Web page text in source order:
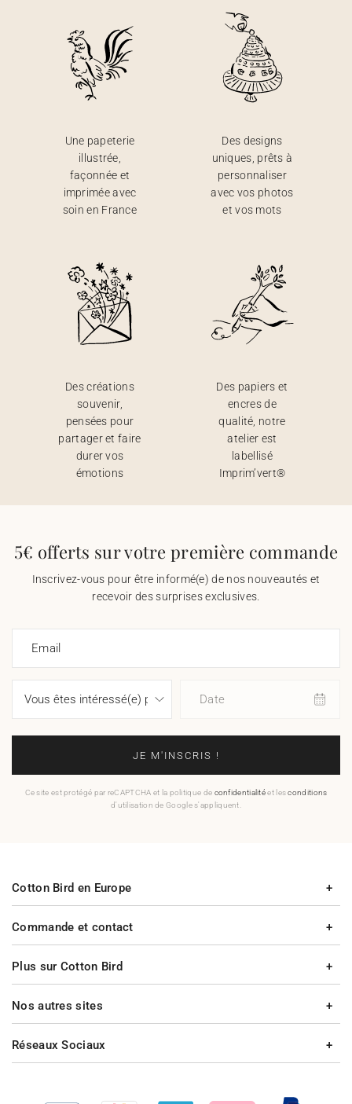
Une papeterie
illustrée,
façonnée et
imprimée avec
soin en France
Des designs
uniques, prêts à
personnaliser
avec vos photos
et vos mots
Des créations
souvenir,
pensées pour
partager et faire
durer vos
émotions
Des papiers et
encres de
qualité, notre
atelier est
labellisé
Imprim’vert®
5€ offerts sur votre première commande
Inscrivez-vous pour être informé(e) de nos nouveautés et
recevoir des surprises exclusives.
Email
Date
JE M'INSCRIS !
Ce site est protégé par reCAPTCHA et la politique de confidentialitéet lesconditions
d'utilisation de Google s'appliquent.
Commande et contact
Plus sur Cotton Bird
Cotton Bird en Europe
Nos autres sites
Réseaux Sociaux